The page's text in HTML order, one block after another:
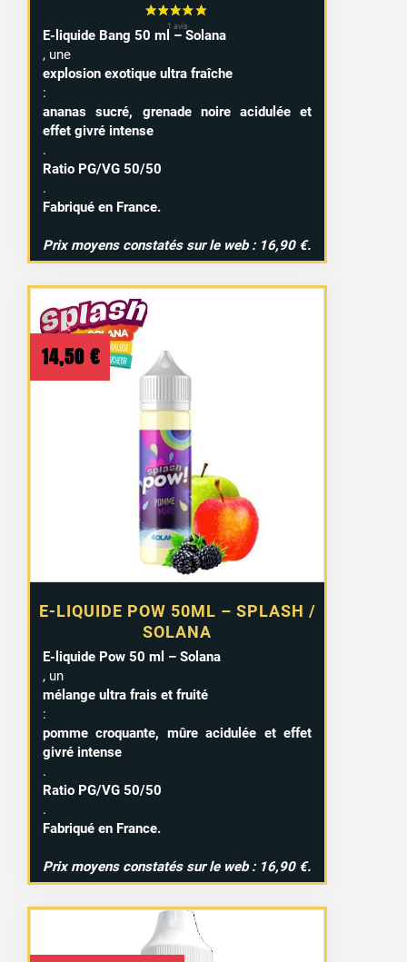
E-liquide Bang 50 ml – Solana
, une
explosion exotique ultra fraîche
:
ananas sucré, grenade noire acidulée et
effet givré intense
.
Ratio PG/VG 50/50
.
Fabriqué en France.
Prix moyens constatés sur le web : 16,90 €.
E-LIQUIDE POW 50ML – SPLASH /
SOLANA
14,50 €
E-liquide Pow 50 ml – Solana
, un
mélange ultra frais et fruité
:
pomme croquante, mûre acidulée et effet
givré intense
.
Ratio PG/VG 50/50
.
Fabriqué en France.
Prix moyens constatés sur le web : 16,90 €.